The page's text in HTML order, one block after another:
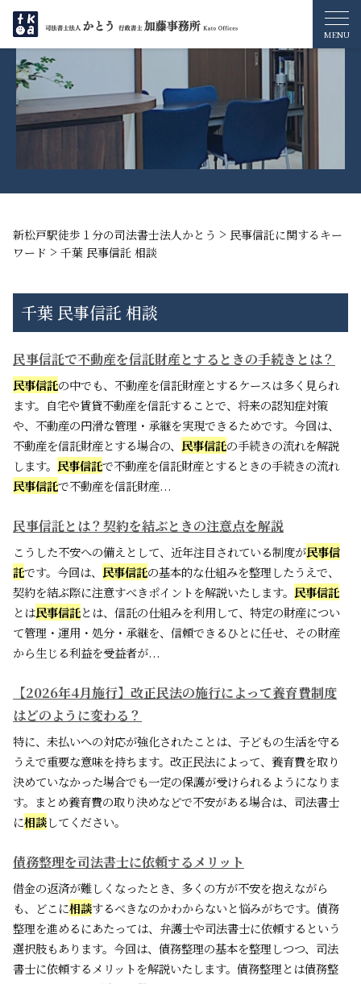
新松戸駅徒歩１分の司法書士法人かとう > 民事信託に関するキー
ワード > 千葉 民事信託 相談
千葉 民事信託 相談
民事信託で不動産を信託財産とするときの手続きとは？
民事信託の中でも、不動産を信託財産とするケースは多く見られ
ます。自宅や賃貸不動産を信託することで、将来の認知症対策
や、不動産の円滑な管理・承継を実現できるためです。今回は、
不動産を信託財産とする場合の、 民事信託の手続きの流れを解説
します。 民事信託で不動産を信託財産とするときの手続きの流れ
民事信託で不動産を信託財産...
民事信託とは？契約を結ぶときの注意点を解説
こうした不安への備えとして、近年注目されている制度が民事信
託です。今回は、 民事信託の基本的な仕組みを整理したうえで、
契約を結ぶ際に注意すべきポイントを解説いたします。 民事信託
とは民事信託とは、信託の仕組みを利用して、特定の財産につい
て管理・運用・処分・承継を、信頼できるひとに任せ、その財産
から生じる利益を受益者が...
【2026年4月施行】改正民法の施行によって養育費制度
はどのように変わる？
特に、未払いへの対応が強化されたことは、子どもの生活を守る
うえで重要な意味を持ちます。改正民法によって、養育費を取り
決めていなかった場合でも一定の保護が受けられるようになりま
す。まとめ養育費の取り決めなどで不安がある場合は、司法書士
に相談してください。
債務整理を司法書士に依頼するメリット
借金の返済が難しくなったとき、多くの方が不安を抱えながら
も、どこに相談するべきなのかわからないと悩みがちです。債務
整理を進めるにあたっては、弁護士や司法書士に依頼するという
選択肢もあります。今回は、債務整理の基本を整理しつつ、司法
書士に依頼するメリットを解説いたします。債務整理とは債務整